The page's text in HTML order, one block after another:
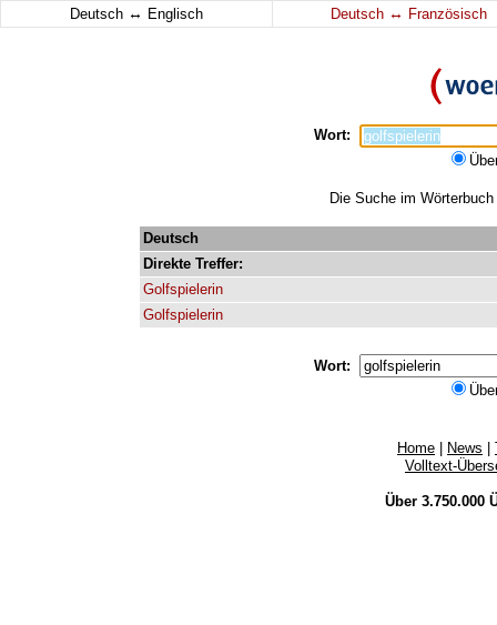
Deutsch ↔ Englisch Deutsch ↔ Französisch
Wort:
Die Suche im
Deutsch
Direkte Treffer:
Golfspielerin
Golfspielerin
Wort:
Home News
Volltext-
Über 3.750.000